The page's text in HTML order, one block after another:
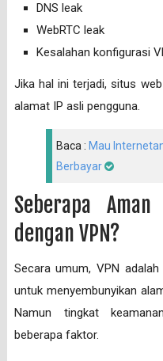
DNS leak
WebRTC leak
Kesalahan konfigurasi
Jika hal ini terjadi, situs
alamat IP asli pengguna.
Baca : Mau
Berbayar
Seberapa
dengan VPN?
Secara umum, VPN
untuk menyembunyikan
Namun tingkat
beberapa faktor.